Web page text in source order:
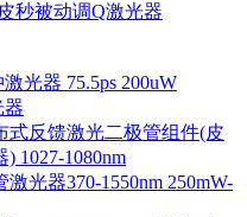
秒被动调Q激光器
光器 75.5ps 200uW
器
式反馈激光二极管组件(皮
1027-1080nm
光器370-1550nm 250mW-